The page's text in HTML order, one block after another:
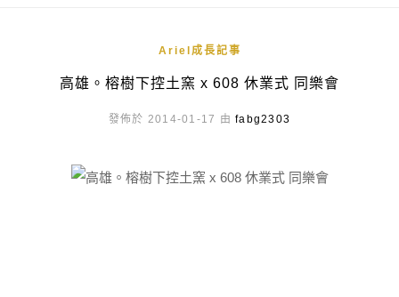
Ariel成長記事
高雄。榕樹下控土窯 x 608 休業式 同樂會
發佈於 2014-01-17 由fabg2303